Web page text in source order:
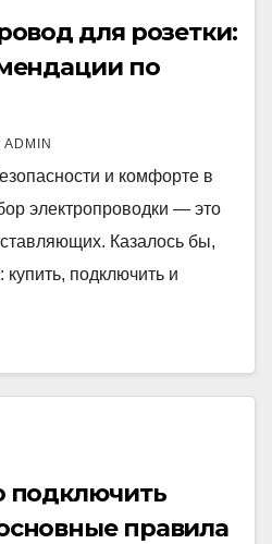
для розетки:
по
ADMIN
и комфорте в
электропроводки — это
Казалось бы,
подключить и
подключить
правила